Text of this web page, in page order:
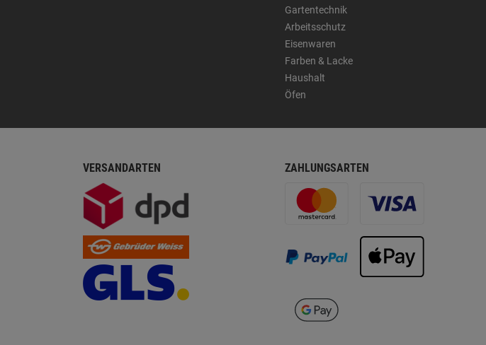
Gartentechnik
Arbeitsschutz
Eisenwaren
Farben & Lacke
Haushalt
Öfen
VERSANDARTEN ZAHLUNGSARTEN